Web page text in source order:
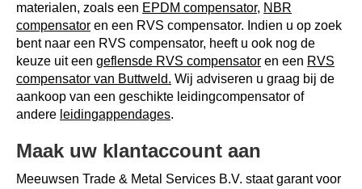
materialen, zoals een EPDM compensator, NBR
compensator en een RVS compensator. Indien u op zoek
bent naar een RVS compensator, heeft u ook nog de
keuze uit een geflensde RVS compensator en een RVS
compensator van Buttweld. Wij adviseren u graag bij de
aankoop van een geschikte leidingcompensator of
andere leidingappendages.
Maak uw klantaccount aan
Meeuwsen Trade & Metal Services B.V. staat garant voor